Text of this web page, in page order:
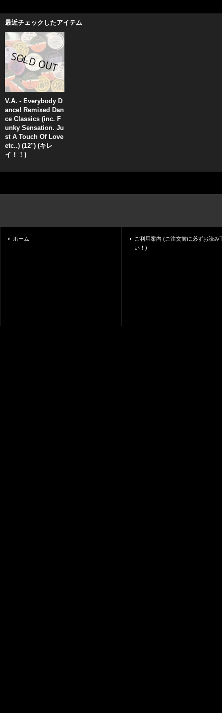
最近チェックしたアイテム
V.A. - Everybody D
ance! Remixed Dan
ce Classics (inc. F
unky Sensation. Ju
st A Touch Of Love
etc..) (12'') (キレ
イ！！)
ホーム
ご利用案内 (ご注文前に必ずお読み
い！)